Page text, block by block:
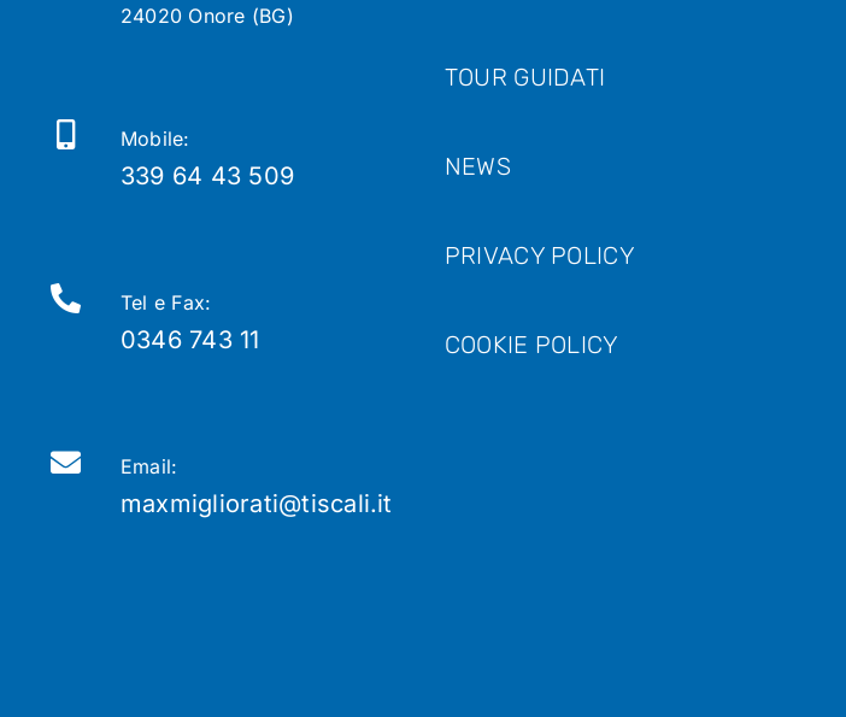
24020 Onore (BG)
Mobile:
339 64 43 509
Tel e Fax:
0346 743 11
Email:
maxmigliorati@tiscali.it
TOUR GUIDATI
NEWS
PRIVACY POLICY
COOKIE POLICY